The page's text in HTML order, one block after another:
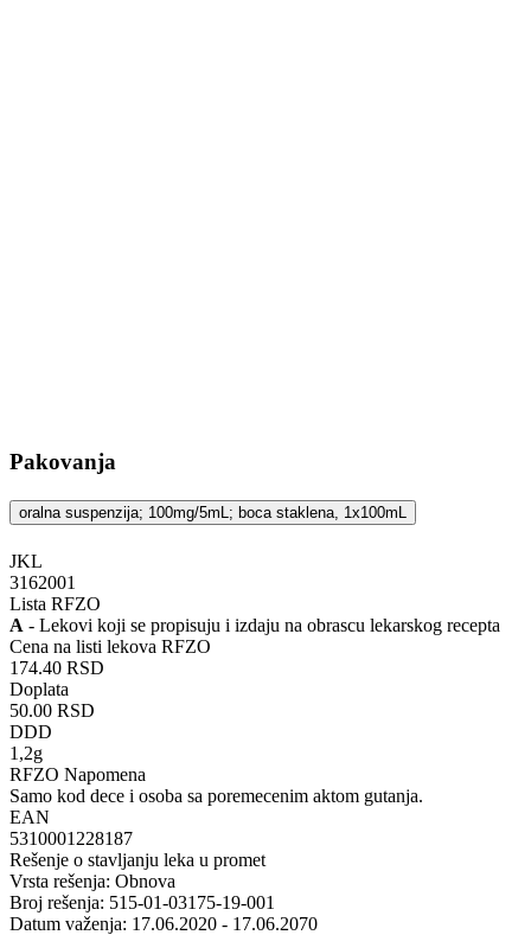
Pakovanja
oralna suspenzija; 100mg/5mL; boca staklena, 1x100mL
JKL
‍3162001
Lista RFZO
A - Lekovi koji se propisuju i izdaju na obrascu lekarskog recepta
Cena na listi lekova RFZO
174.40 RSD
Doplata
50.00 RSD
DDD
1,2g
RFZO Napomena
Samo kod dece i osoba sa poremecenim aktom gutanja.
EAN
5310001228187
Rešenje o stavljanju leka u promet
Vrsta rešenja: Obnova
Broj rešenja: 515-01-03175-19-001
Datum važenja: 17.06.2020 - 17.06.2070